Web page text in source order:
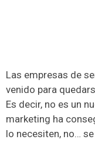
Las empresas de
venido para
Es decir, no es un
marketing ha
lo necesiten, no…